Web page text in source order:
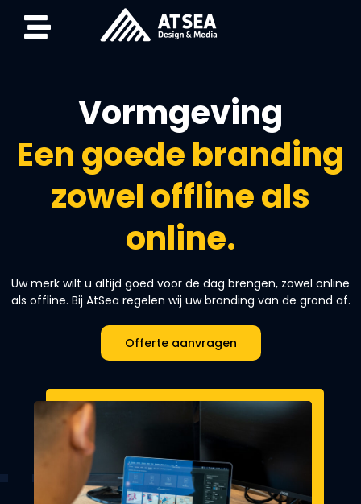
Vormgeving
Een goede branding
zowel offline als
online.
Uw merk wilt u altijd goed voor de dag brengen, zowel online
als offline. Bij AtSea regelen wij uw branding van de grond af.
Offerte aanvragen